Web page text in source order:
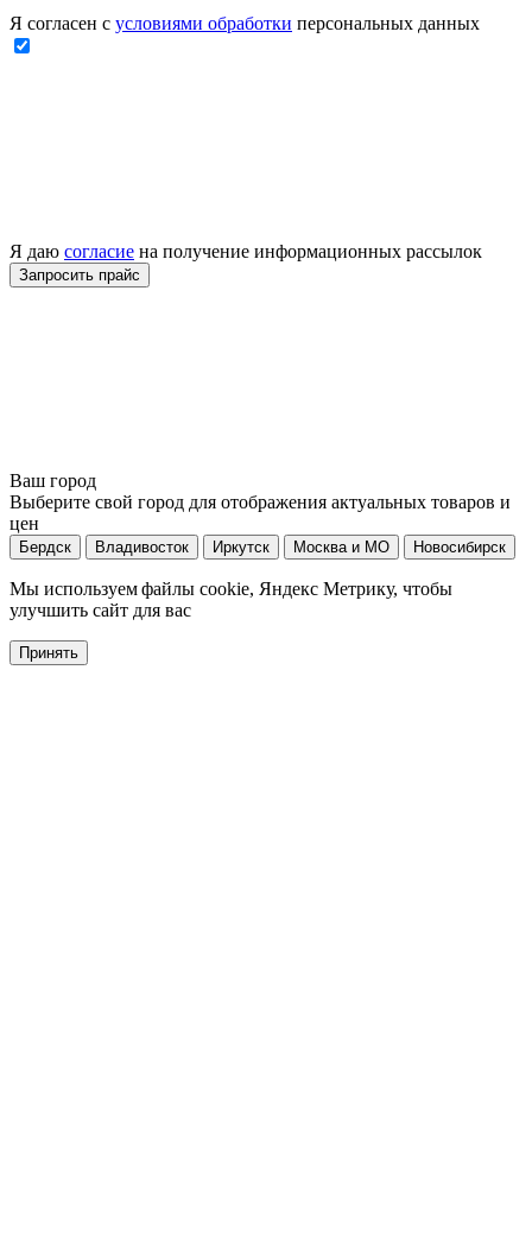
Я согласен с условиями обработки персональных данных
Я даю согласие на получение информационных рассылок
Ваш город
Выберите свой город для отображения актуальных товаров и
цен
Бердск Владивосток Иркутск Москва и МО Новосибирск
Мы используем файлы cookie, Яндекс Метрику, чтобы
улучшить сайт для вас
Принять